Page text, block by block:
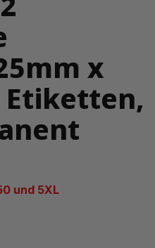
x
Etiketten,
und 5XL